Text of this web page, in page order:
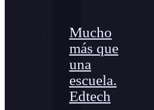
Mucho
más que
una
escuela.
Edtech